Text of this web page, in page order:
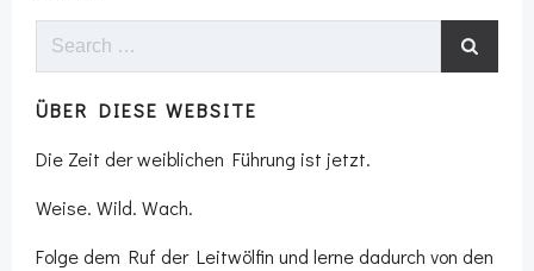
Search
ÜBER DIESE WEBSITE
Die Zeit der weiblichen Führung ist jetzt.
Weise. Wild. Wach.
Folge dem Ruf der Leitwölfin und lerne dadurch von den